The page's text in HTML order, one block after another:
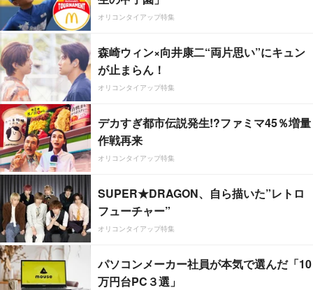
オリコンタイアップ特集
森崎ウィン×向井康二“両片思い”にキュン
が止まらん！
オリコンタイアップ特集
デカすぎ都市伝説発生!?ファミマ45％増量
作戦再来
オリコンタイアップ特集
SUPER★DRAGON、自ら描いた”レトロ
フューチャー”
オリコンタイアップ特集
パソコンメーカー社員が本気で選んだ「10
万円台PC３選」